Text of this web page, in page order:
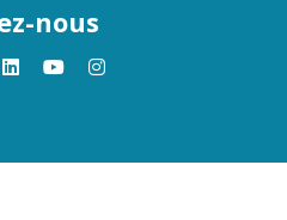
nous
linkedinyoutubeinstagram